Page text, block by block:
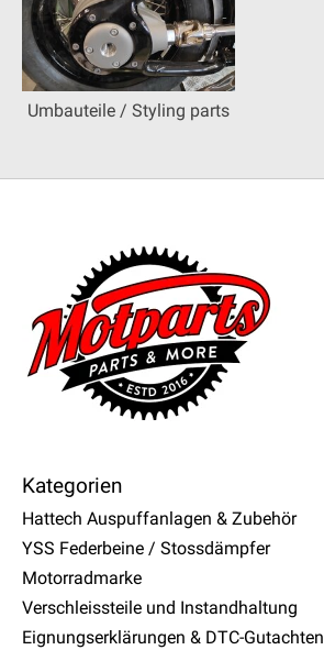
Umbauteile / Styling parts
Kategorien
Hattech Auspuffanlagen & Zubehör
YSS Federbeine / Stossdämpfer
Motorradmarke
Verschleissteile und Instandhaltung
Eignungserklärungen & DTC-Gutachten